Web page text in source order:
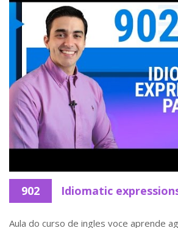
902 Idiomatic
Aula do curso de ingles voce aprende